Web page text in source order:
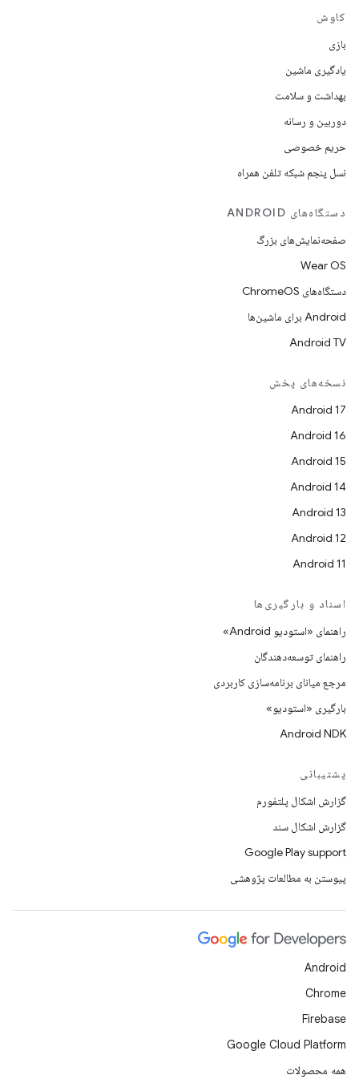
کاوش
بازی
یادگیری ماشین
بهداشت و سلامت
دوربین و رسانه
حریم خصوصی
نسل پنجم شبکه تلفن همراه
دستگاه‌های ANDROID
صفحه‌نمایش‌های بزرگ
Wear OS
دستگاه‌های ChromeOS
Android برای ماشین‌ها
Android TV
نسخه‌های پخش
Android 17
Android 16
Android 15
Android 14
Android 13
Android 12
Android 11
اسناد و بارگیری‌ها
راهنمای «استودیو Android»
راهنمای توسعه‌دهندگان
مرجع میانای برنامه‌سازی کاربردی
بارگیری «استودیو»
Android NDK
پشتیبانی
گزارش اشکال پلتفورم
گزارش اشکال سند
Google Play support
پیوستن به مطالعات پژوهشی
Android
Chrome
Firebase
Google Cloud Platform
همه محصولات